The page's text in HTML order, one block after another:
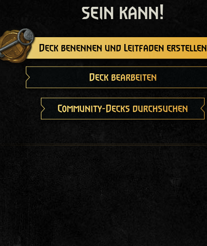
sein kann!
Deck benennen und Leitfaden erstellen
Deck bearbeiten
Community-Decks durchsuchen